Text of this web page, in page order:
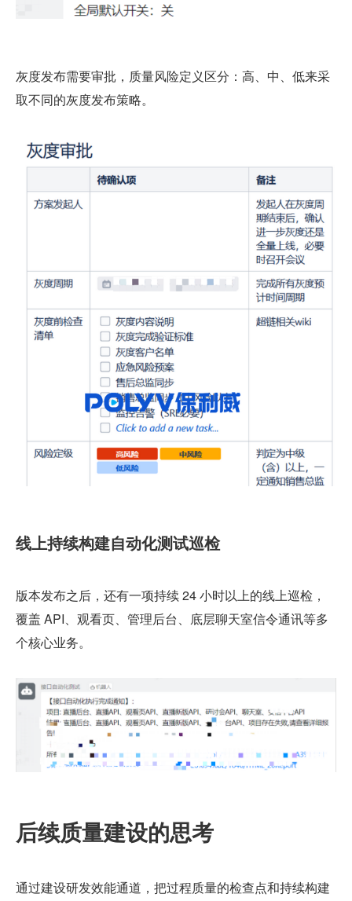
灰度发布需要审批，质量风险定义区分：高、中、低来采
取不同的灰度发布策略。
线上持续构建自动化测试巡检
版本发布之后，还有一项持续 24 小时以上的线上巡检，
覆盖 API、观看页、管理后台、底层聊天室信令通讯等多
个核心业务。
后续质量建设的思考
通过建设研发效能通道，把过程质量的检查点和持续构建